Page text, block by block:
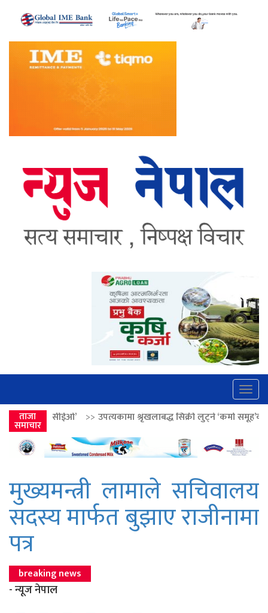
ताजा
समाचार
उपत्यकामा श्रृंखलाबद्ध सिक्री लुट्ने ‘कर्मा समूह’का नाइकेसहित पाँच
मुख्यमन्त्री लामाले सचिवालय
सदस्य मार्फत बुझाए राजीनामा
पत्र
breaking news
- न्यूज नेपाल